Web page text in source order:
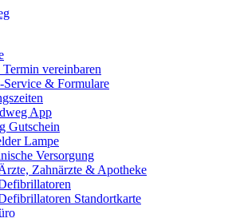
vereinbaren
Service & Formulare
App
Gutschein
Lampe
Versorgung
Zahnärzte & Apotheke
Standortkarte